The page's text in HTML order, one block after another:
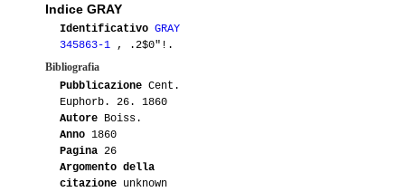
Indice GRAY
Identificativo GRAY
345863-1
, .2$0"!.
Bibliografia
Pubblicazione Cent.
Euphorb. 26. 1860
Autore Boiss.
Anno 1860
Pagina 26
Argomento della
citazione unknown